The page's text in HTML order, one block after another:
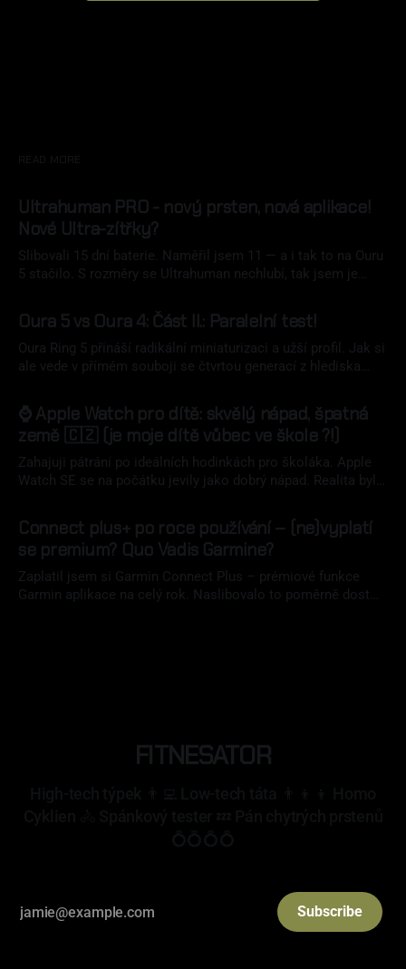
READ MORE
Ultrahuman PRO - nový prsten, nová aplikace!
Nové Ultra-zítřky?
Slibovali 15 dní baterie. Naměřil jsem 11 — a i tak to na Ouru
5 stačilo. S rozměry se Ultrahuman nechlubí, tak jsem je
aplikaci Emerald, magnetické nabíjení a luxusní pouzdro v
ceně. Zaplatíte za to ale tloušťkou.
Oura 5 vs Oura 4: Část II.: Paralelní test!
Oura Ring 5 přináší radikální miniaturizaci a užší profil. Jak si
ale vede v přímém souboji se čtvrtou generací z hlediska
⌚ Apple Watch pro dítě: skvělý nápad, špatná
země 🇨🇿 (je moje dítě vůbec ve škole ?!)
Zahajuji pátrání po ideálních hodinkách pro školáka. Apple
Watch SE se na počátku jevily jako dobrý nápad. Realita byla
Connect plus+ po roce používání – (ne)vyplatí
se premium? Quo Vadis Garmine?
Zaplatil jsem si Garmin Connect Plus – prémiové funkce
Garmin aplikace na celý rok. Naslibovalo to poměrně dost
FITNESATOR
Subscribe